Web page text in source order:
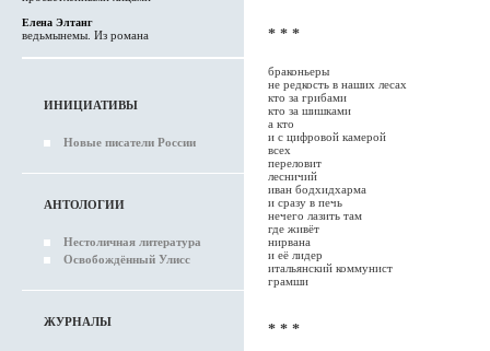
Елена Элтанг
ведьмынемы. Из романа
ИНИЦИАТИВЫ
Новые писатели России
АНТОЛОГИИ
Нестоличная литература
Освобождённый Улисс
ЖУРНАЛЫ
* * *
браконьеры
не редкость в наших лесах
кто за грибами
кто за шишками
а кто
и с цифровой камерой
всех
переловит
лесничий
иван бодхидхарма
и сразу в печь
нечего лазить там
где живёт
нирвана
и её лидер
итальянский коммунист
грамши
* * *